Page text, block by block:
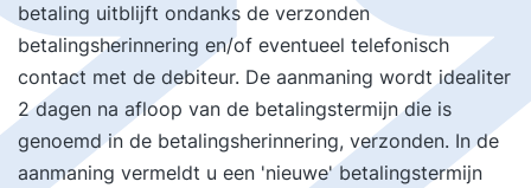
betaling uitblijft ondanks de verzonden
betalingsherinnering en/of eventueel telefonisch
contact met de debiteur. De aanmaning wordt idealiter
2 dagen na afloop van de betalingstermijn die is
genoemd in de betalingsherinnering, verzonden. In de
aanmaning vermeldt u een 'nieuwe' betalingstermijn